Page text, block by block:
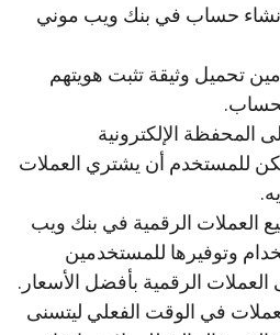
حساب في بنك ويب موني
تحميل وثيقة تثبت هويتهم
المحفظة الإلكترونية
للمستخدم أن يشتري العملات
العملات الرقمية في بنك ويب
وتوفيرها للمستخدمين
الرقمية بأفضل الأسعار.
في الوقت الفعلي ليتسنى